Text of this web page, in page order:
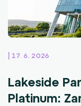
| 17. 6. 2026
Lakeside
Platinum: